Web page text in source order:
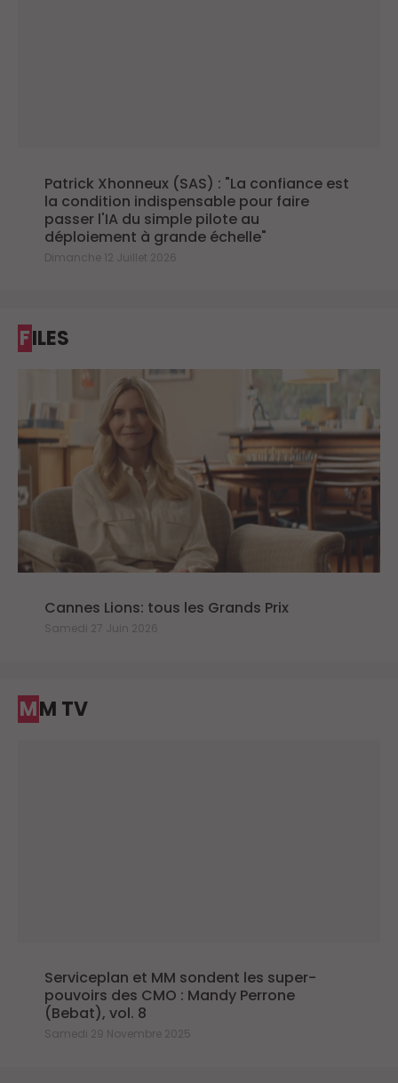
Patrick Xhonneux (SAS) : "La confiance est
la condition indispensable pour faire
passer l'IA du simple pilote au
déploiement à grande échelle"
Dimanche 12 Juillet 2026
FILES
Cannes Lions: tous les Grands Prix
Samedi 27 Juin 2026
MM TV
Serviceplan et MM sondent les super-
pouvoirs des CMO : Mandy Perrone
(Bebat), vol. 8
Samedi 29 Novembre 2025